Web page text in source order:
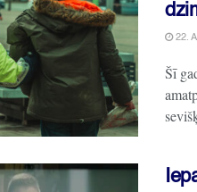
22.
Šī